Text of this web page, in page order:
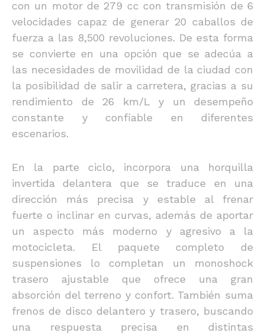
con un motor de 279 cc con transmisión de 6
velocidades capaz de generar 20 caballos de
fuerza a las 8,500 revoluciones. De esta forma
se convierte en una opción que se adecúa a
las necesidades de movilidad de la ciudad con
la posibilidad de salir a carretera, gracias a su
rendimiento de 26 km/L y un desempeño
constante y confiable en diferentes
escenarios.
En la parte ciclo, incorpora una horquilla
invertida delantera que se traduce en una
dirección más precisa y estable al frenar
fuerte o inclinar en curvas, además de aportar
un aspecto más moderno y agresivo a la
motocicleta. El paquete completo de
suspensiones lo completan un monoshock
trasero ajustable que ofrece una gran
absorción del terreno y confort. También suma
frenos de disco delantero y trasero, buscando
una respuesta precisa en distintas